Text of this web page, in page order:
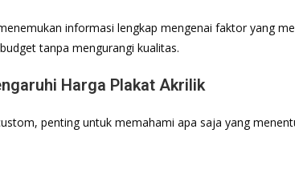
informasi lengkap mengenai faktor yang
tanpa mengurangi kualitas.
Harga Plakat Akrilik
penting untuk memahami apa saja yang